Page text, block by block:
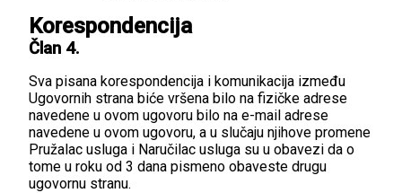
Korespondencija
Član 4.
Sva pisana korespondencija i komunikacija između
Ugovornih strana biće vršena bilo na fizičke adrese
navedene u ovom ugovoru bilo na e-mail adrese
navedene u ovom ugovoru, a u slučaju njihove promene
Pružalac usluga i Naručilac usluga su u obavezi da o
tome u roku od 3 dana pismeno obaveste drugu
ugovornu stranu.